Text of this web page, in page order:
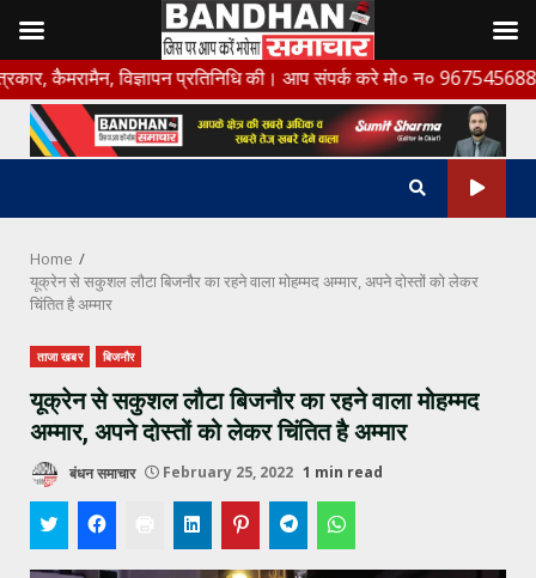
Skip
to
content
प्रतिनिधि की। आप संपर्क करे मो० न० 9675456888
Home
यूक्रेन से सकुशल लौटा बिजनौर का रहने वाला मोहम्मद अम्मार, अपने दोस्तों को लेकर
चिंतित है अम्मार
ताजा खबर बिजनौर
यूक्रेन से सकुशल लौटा बिजनौर का रहने वाला मोहम्मद
अम्मार, अपने दोस्तों को लेकर चिंतित है अम्मार
बंधन समाचार February 25, 2022 1 min read